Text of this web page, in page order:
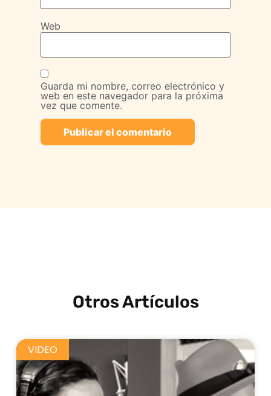
Web
Guarda mi nombre, correo electrónico y
web en este navegador para la próxima
vez que comente.
Otros Artículos
VIDEO